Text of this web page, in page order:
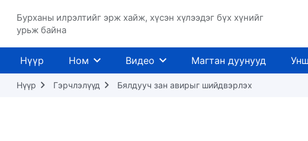
Бурханы илрэлтийг эрж хайж, хүсэн хүлээдэг бүх хүнийг
урьж байна
Нүүр Ном Видео Магтан дуунууд
Нүүр Гэрчлэлүүд Бялдууч зан авирыг шийдвэрлэх